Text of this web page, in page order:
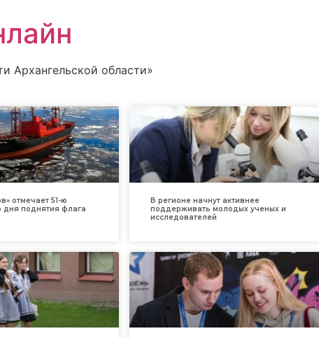
Архангельской области»
отмечает 51-ю
дня поднятия флага
В регионе начнут активнее
поддерживать молодых ученых и
исследователей